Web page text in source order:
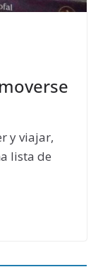
y viajar,
lista de